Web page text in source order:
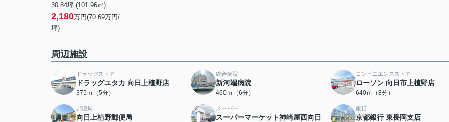
30.84坪 (101.96㎡)
2,180万円(70.69万円/
坪)
周辺施設
ドラッグストア
ドラッグユタカ 向日上植野店
375ｍ（5分）
総合病院
新河端病院
460ｍ（6分）
コンビニエンスストア
ローソン 向日市上植野店
640ｍ（8分）
郵便局
向日上植野郵便局
スーパー
スーパーマーケット神崎屋西向日
銀行
京都銀行 東長岡支店